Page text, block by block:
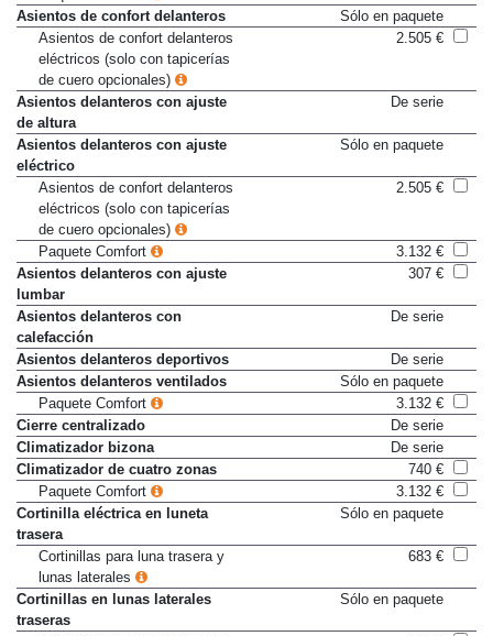
Paquete Comfort
3.132 €
Asientos de confort delanteros
Sólo en paquete
Asientos de confort delanteros
eléctricos (solo con tapicerías
de cuero opcionales)
Asientos delanteros con ajuste
de altura
Asientos delanteros con ajuste
eléctrico
Asientos de confort delanteros
eléctricos (solo con tapicerías
de cuero opcionales)
Paquete Comfort
3.132 €
Asientos delanteros con ajuste
lumbar
Asientos delanteros con
calefacción
Asientos delanteros deportivos
De serie
Asientos delanteros ventilados
Sólo en paquete
Paquete Comfort
3.132 €
Cierre centralizado
De serie
Climatizador bizona
De serie
Climatizador de cuatro zonas
740 €
Paquete Comfort
3.132 €
Cortinilla eléctrica en luneta
trasera
Cortinillas para luna trasera y
lunas laterales
Cortinillas en lunas laterales